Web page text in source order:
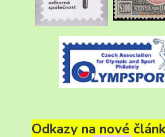
Odkazy na nové